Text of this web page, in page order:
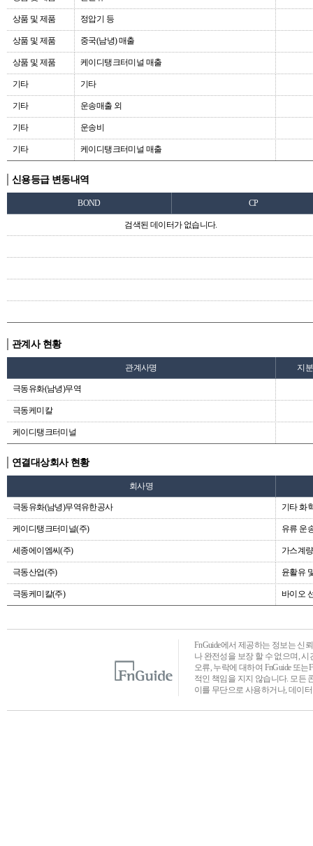
상품 및 제품 정압기 등
상품 및 제품 중국(남녕) 매출
상품 및 제품 케이디탱크터미널 매출
기타 기타
기타 운송매출 외
기타 운송비
기타 케이디탱크터미널 매출
신용등급 변동내역
BOND CP
검색된 데이터가 없습니다.
관계사 현황
관계사명 지
극동유화(남녕)무역
극동케미칼
케이디탱크터미널
연결대상회사 현황
회사명
극동유화(남녕)무역유한공사 기타 화
케이디탱크터미널(주) 유류 운
세종에이엠씨(주) 가스계
극동산업(주) 윤활유
극동케미칼(주) 바이오
FnGuide에서 제공하는 정보는 신
나 완전성을 보장 할 수 없으며,
오류, 누락에 대하여 FnGuide 또
적인 책임을 지지 않습니다. 모든
이를 무단으로 사용하거나, 데이